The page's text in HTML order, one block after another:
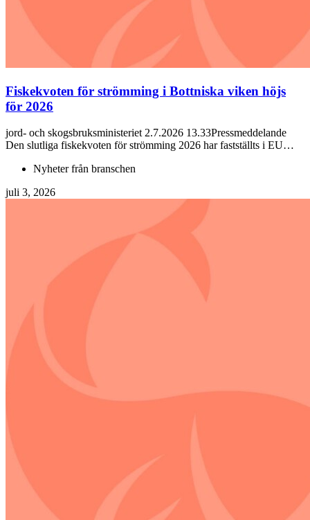
Fiskekvoten för strömming i Bottniska viken höjs
för 2026
jord- och skogsbruksministeriet 2.7.2026 13.33Pressmeddelande
Den slutliga fiskekvoten för strömming 2026 har fastställts i EU…
Nyheter från branschen
juli 3, 2026